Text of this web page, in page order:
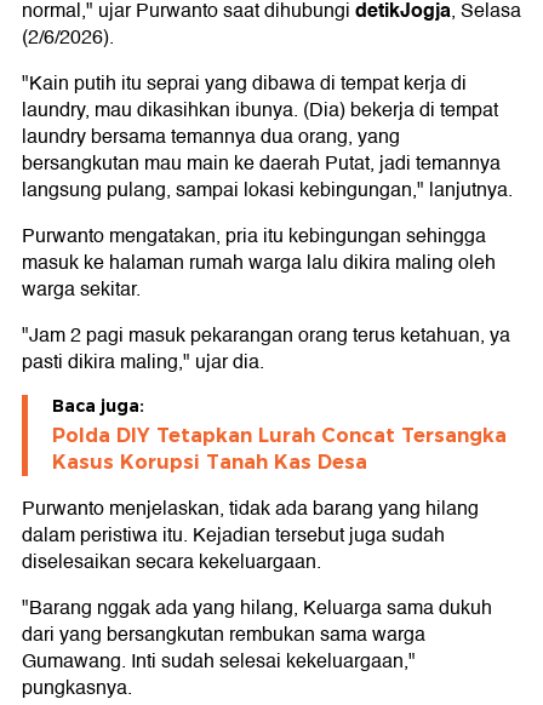
normal," ujar Purwanto saat dihubungidetikJogja, Selasa
(2/6/2026).
"Kain putih itu seprai yang dibawa di tempat kerja di
laundry, mau dikasihkan ibunya. (Dia) bekerja di tempat
laundry bersama temannya dua orang, yang
bersangkutan mau main ke daerah Putat, jadi temannya
langsung pulang, sampai lokasi kebingungan," lanjutnya.
Purwanto mengatakan, pria itu kebingungan sehingga
masuk ke halaman rumah warga lalu dikira maling oleh
warga sekitar.
"Jam 2 pagi masuk pekarangan orang terus ketahuan, ya
pasti dikira maling," ujar dia.
Baca juga:
Polda DIY Tetapkan Lurah Concat Tersangka
Kasus Korupsi Tanah Kas Desa
Purwanto menjelaskan, tidak ada barang yang hilang
dalam peristiwa itu. Kejadian tersebut juga sudah
diselesaikan secara kekeluargaan.
"Barang nggak ada yang hilang, Keluarga sama dukuh
dari yang bersangkutan rembukan sama warga
Gumawang. Inti sudah selesai kekeluargaan,"
pungkasnya.